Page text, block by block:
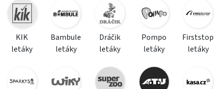
KIK
letáky
Bambule
letáky
Dráčik
letáky
Pompo
letáky
Firststop
letáky